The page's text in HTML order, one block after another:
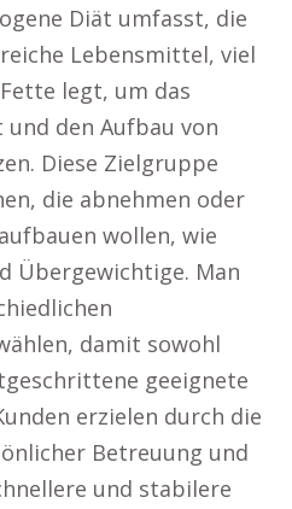
Diät umfasst, die
Lebensmittel, viel
legt, um das
den Aufbau von
Diese Zielgruppe
die abnehmen oder
wollen, wie
Übergewichtige. Man
damit sowohl
geeignete
erzielen durch die
Betreuung und
und stabilere